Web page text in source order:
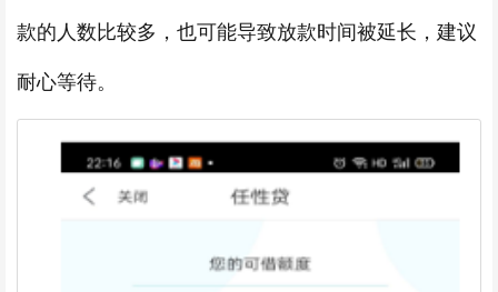
款的人数比较多，也可能导致放款时间被延长，建议
耐心等待。